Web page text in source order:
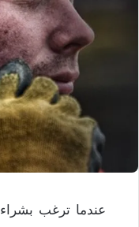
عندما ترغب بشراء